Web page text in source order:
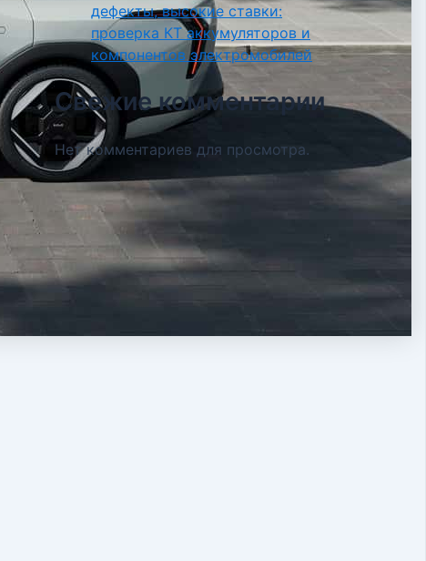
дефекты, высокие ставки:
проверка КТ аккумуляторов и
компонентов электромобилей
Свежие комментарии
Нет комментариев для просмотра.